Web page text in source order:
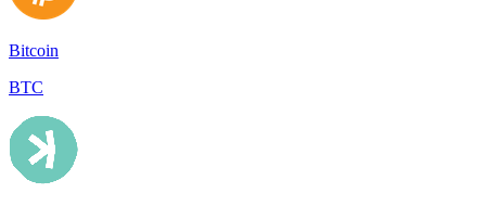
Bitcoin
BTC